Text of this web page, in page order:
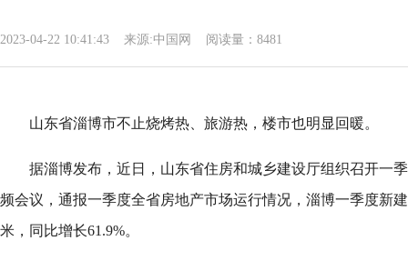
2023-04-22 10:41:43 来源:中国网 阅读量：8481
山东省淄博市不止烧烤热、旅游热，楼市也明显回暖。
据淄博发布，近日，山东省住房和城乡建设厅组织召开一
频会议，通报一季度全省房地产市场运行情况，淄博一季度新
米，同比增长61.9%。